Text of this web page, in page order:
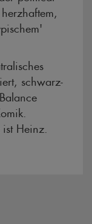
schwarz-
Heinz.